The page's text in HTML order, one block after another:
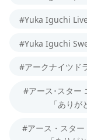
#Yuka Iguchi
#Yuka Iguchi
#アークナイツド
#アース･スター
「あり
#アース・スター